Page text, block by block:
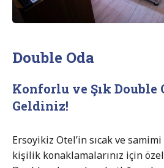
Double Oda
Konforlu ve Şık Double
Geldiniz!
Ersoyikiz Otel’in sıcak ve
kişilik konaklamalarınız için